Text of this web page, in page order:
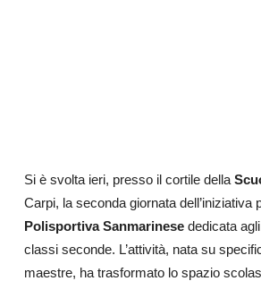
Si è svolta ieri, presso il cortile della
Carpi, la seconda giornata dell’iniziativa
Polisportiva Sanmarinesededicata
classi seconde. L’attività, nata su
maestre, ha trasformato lo spazio